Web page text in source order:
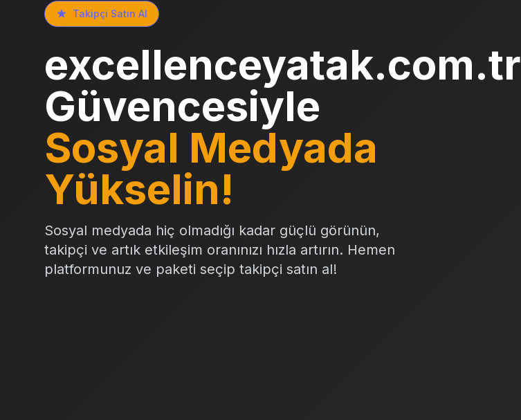
Takipçi Satın Al
excellenceyatak.com.tr
Güvencesiyle
Sosyal Medyada
Yükselin!
Sosyal medyada hiç olmadığı kadar güçlü görünün,
takipçi ve artık etkileşim oranınızı hızla artırın. Hemen
platformunuz ve paketi seçip takipçi satın al!